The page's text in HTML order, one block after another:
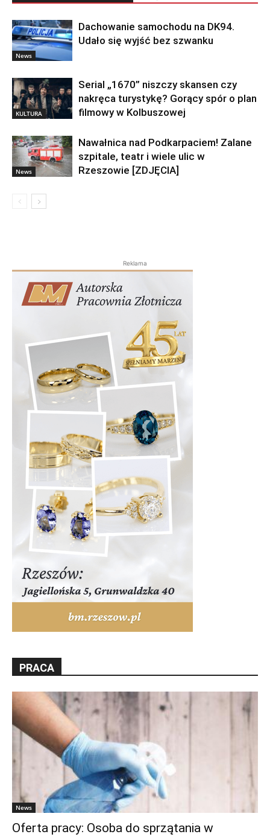
News
Dachowanie samochodu na DK94.
Udało się wyjść bez szwanku
KULTURA
Serial „1670” niszczy skansen czy
nakręca turystykę? Gorący spór o plan
filmowy w Kolbuszowej
News
Nawałnica nad Podkarpaciem! Zalane
szpitale, teatr i wiele ulic w
Rzeszowie [ZDJĘCIA]
Reklama
PRACA
News
Oferta pracy: Osoba do sprzątania w